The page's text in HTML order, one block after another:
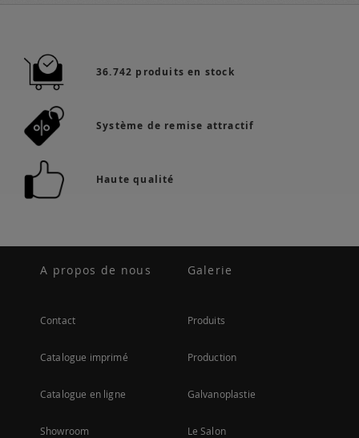
36.742 produits en stock
Système de remise attractif
Haute qualité
A propos de nous
Contact
Catalogue imprimé
Catalogue en ligne
Showroom
Galerie
Produits
Production
Galvanoplastie
Le Salon